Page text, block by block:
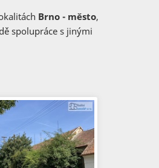
Brno - město,
spolupráce s jinými